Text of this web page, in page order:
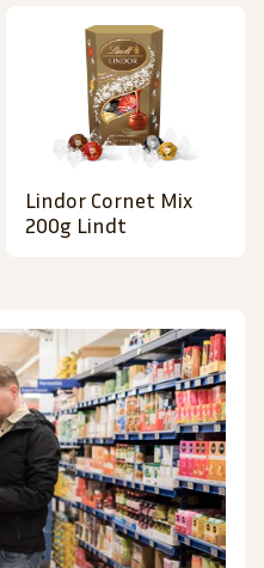
Lindor Cornet Mix
200g Lindt